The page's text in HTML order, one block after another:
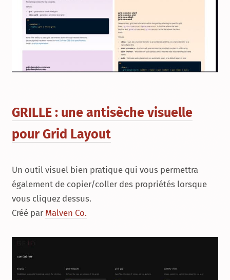
GRILLE : une antisèche visuelle
pour Grid Layout
Un outil visuel bien pratique qui vous permettra
également de copier/coller des propriétés lorsque
vous cliquez dessus.
Créé par Malven Co.